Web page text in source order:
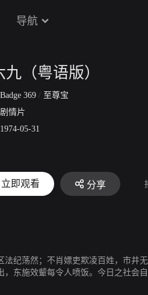
导航
九（粤语版）
Badge 369 / 至尊宝
剧情片
1974-05-31
立即观看 分享
法纪荡然；不肖嫖吏欺凌百姓，市
，东施效颦每令人喷饭。今日之社会